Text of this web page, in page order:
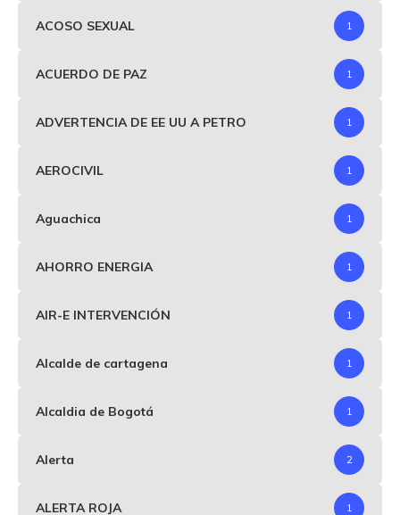
ACOSO SEXUAL 1
ACUERDO DE PAZ 1
ADVERTENCIA DE EE UU A PETRO 1
AEROCIVIL 1
Aguachica 1
AHORRO ENERGIA 1
AIR-E INTERVENCIÓN 1
Alcalde de cartagena 1
Alcaldia de Bogotá 1
Alerta 2
ALERTA ROJA 1